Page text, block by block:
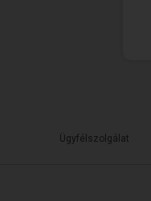
Ügyfélszolgálat